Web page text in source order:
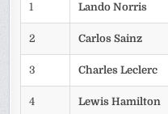
1 Lando Norris
2 Carlos Sainz
3 Charles Leclerc
4 Lewis Hamilton